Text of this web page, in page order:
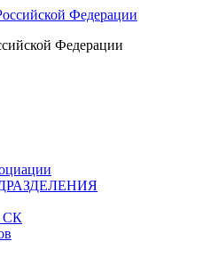
Федерации
СК